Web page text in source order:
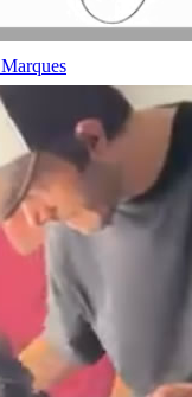
Marques